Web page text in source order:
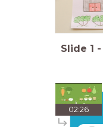
Slide 1 -
02:26